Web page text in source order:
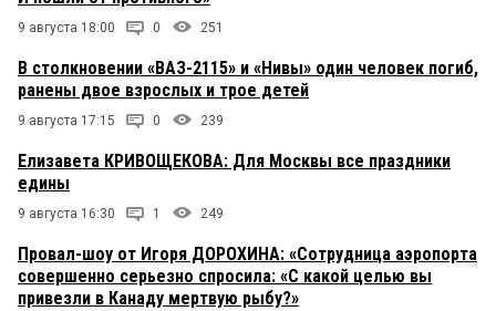
9 августа 18:00 0 251
В столкновении «ВАЗ-2115» и «Нивы» один человек погиб,
ранены двое взрослых и трое детей
9 августа 17:15 0 239
Елизавета КРИВОЩЕКОВА: Для Москвы все праздники
едины
9 августа 16:30 1 249
Провал-шоу от Игоря ДОРОХИНА: «Сотрудница аэропорта
совершенно серьезно спросила: «С какой целью вы
привезли в Канаду мертвую рыбу?»